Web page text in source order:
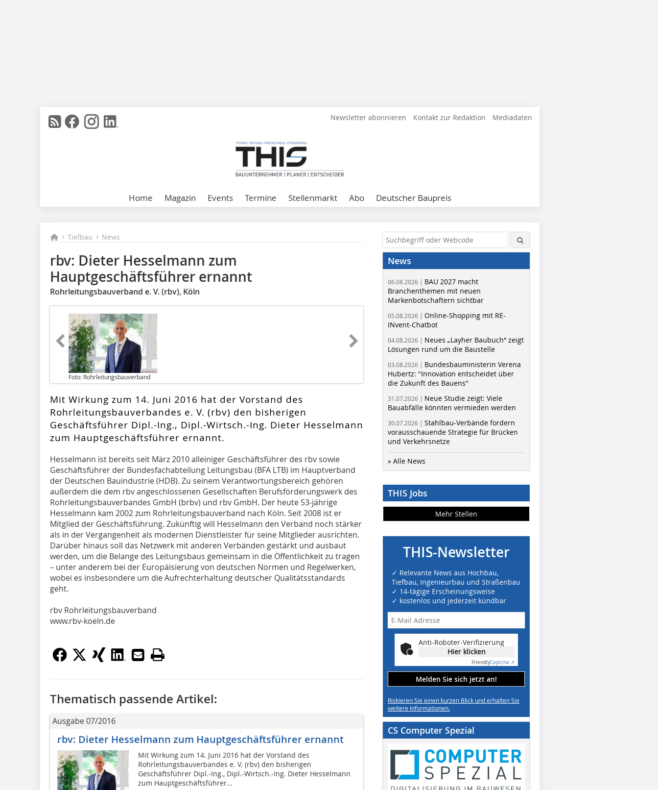
Newsletter abonnieren Kontakt zur Redaktion Mediadaten
Home Magazin Events Termine Stellenmarkt Abo Deutscher Baupreis
Tiefbau News
rbv: Dieter Hesselmann zum
Hauptgeschäftsführer ernannt
Rohrleitungsbauverband e. V. (rbv), Köln
Foto: Rohrleitungsbauverband
Mit Wirkung zum 14. Juni 2016 hat der Vorstand des
Rohrleitungsbauverbandes e. V. (rbv) den bisherigen
Geschäftsführer Dipl.-Ing., Dipl.-Wirtsch.-Ing. Dieter Hesselmann
zum Hauptgeschäftsführer ernannt.
Hesselmann ist bereits seit März 2010 alleiniger Geschäftsführer des rbv sowie
Geschäftsführer der Bundesfachabteilung Leitungsbau (BFA LTB) im Hauptverband
der Deutschen Bauindustrie (HDB). Zu seinem Verantwortungsbereich gehören
außerdem die dem rbv angeschlossenen Gesellschaften Berufsförderungswerk des
Rohrleitungsbauverbandes GmbH (brbv) und rbv GmbH. Der heute 53-jährige
Hesselmann kam 2002 zum Rohrleitungsbauverband nach Köln. Seit 2008 ist er
Mitglied der Geschäftsführung. Zukünftig will Hesselmann den Verband noch stärker
als in der Vergangenheit als modernen Dienstleister für seine Mitglieder ausrichten.
Darüber hinaus soll das Netzwerk mit anderen Verbänden gestärkt und ausbaut
werden, um die Belange des Leitungsbaus gemeinsam in die Öffentlichkeit zu tragen
– unter anderem bei der Europäisierung von deutschen Normen und Regelwerken,
wobei es insbesondere um die Aufrechterhaltung deutscher Qualitätsstandards
geht.
rbv Rohrleitungsbauverband
www.rbv-koeln.de
Thematisch passende Artikel:
Ausgabe 07/2016
rbv: Dieter Hesselmann zum Hauptgeschäftsführer ernannt
Mit Wirkung zum 14. Juni 2016 hat der Vorstand des
Rohrleitungsbauverbandes e. V. (rbv) den bisherigen
Geschäftsführer Dipl.-Ing., Dipl.-Wirtsch.-Ing. Dieter Hesselmann
zum Hauptgeschäftsführer...
News
06.08.2026 | BAU 2027 macht
Branchenthemen mit neuen
Markenbotschaftern sichtbar
05.08.2026 | Online-Shopping mit RE-
INvent-Chatbot
04.08.2026 | Neues „Layher Baubuch“ zeigt
Lösungen rund um die Baustelle
03.08.2026 | Bundesbauministerin Verena
Hubertz: "Innovation entscheidet über
die Zukunft des Bauens"
31.07.2026 | Neue Studie zeigt: Viele
Bauabfälle könnten vermieden werden
30.07.2026 | Stahlbau-Verbände fordern
vorausschauende Strategie für Brücken
und Verkehrsnetze
» Alle News
THIS Jobs
Mehr Stellen
THIS-Newsletter
✓ Relevante News aus Hochbau,
Tiefbau, Ingenieurbau und Straßenbau
✓ 14-tägige Erscheinungsweise
✓ kostenlos und jederzeit kündbar
Anti-Roboter-Verifizierung
Hier klicken
FriendlyCaptcha ⇗
Melden Sie sich jetzt an!
Riskieren Sie einen kurzen Blick und erhalten Sie
weitere Informationen.
CS Computer Spezial